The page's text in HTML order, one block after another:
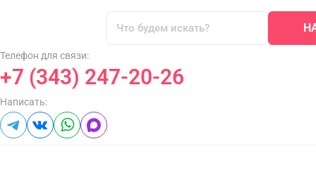
Телефон для связи:
+7 (343) 247-20-26
Написать: